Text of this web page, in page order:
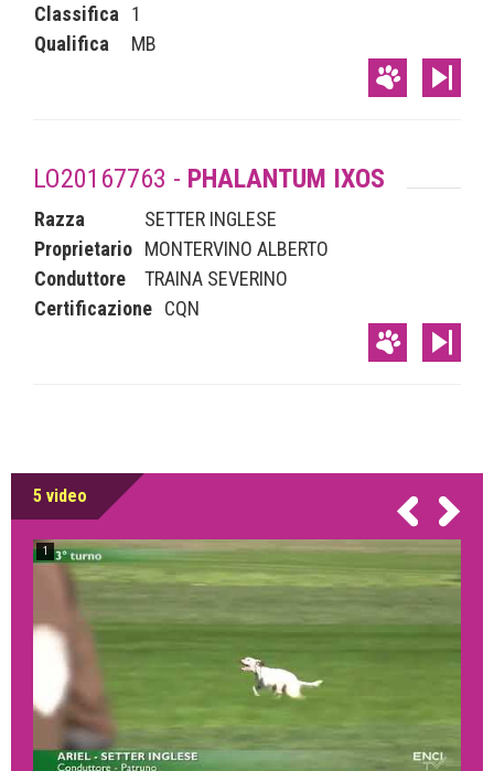
Classifica
1
Qualifica
MB
LO20167763 - PHALANTUM IXOS
Razza
SETTER INGLESE
Proprietario MONTERVINO ALBERTO
Conduttore
TRAINA SEVERINO
Certificazione CQN
5 video
1